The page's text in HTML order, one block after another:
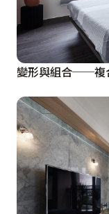
D 客廳：沿著玄
體的設計而非就
線，並讓收納功
沙發背牆的量感，
這使得客廳與主
技巧性地將其拆除
玻璃加上燈光設計
覺焦點與主臥入
E 小孩房：改為
變形與組合──複